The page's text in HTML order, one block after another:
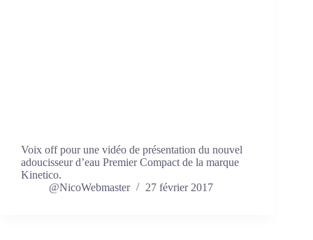
Voix off pour une vidéo de présentation du nouvel
adoucisseur d’eau Premier Compact de la marque
Kinetico.
@NicoWebmaster
27 février 2017